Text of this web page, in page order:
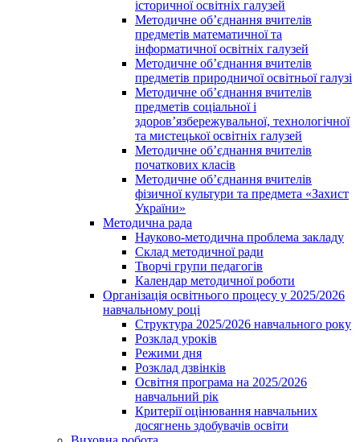
історичної освітніх галузей
Методичне об’єднання вчителів
предметів математичної та
інформатичної освітніх галузей
Методичне об’єднання вчителів
предметів природничої освітньої галузі
Методичне об’єднання вчителів
предметів соціальної і
здоров’язбережувальної, технологічної
та мистецької освітніх галузей
Методичне об’єднання вчителів
початкових класів
Методичне об’єднання вчителів
фізичної культури та предмета «Захист
України»
Методична рада
Науково-методична проблема закладу
Склад методичної ради
Творчі групи педагогів
Календар методичної роботи
Організація освітнього процесу у 2025/2026
навчальному році
Структура 2025/2026 навчального року
Розклад уроків
Режими дня
Розклад дзвінків
Освітня програма на 2025/2026
навчальний рік
Критерії оцінювання навчальних
досягнень здобувачів освіти